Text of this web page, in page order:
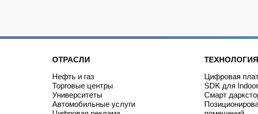
ОТРАСЛИ
Нефть и газ
Торговые центры
Университеты
Автомобильные услуги
ТЕХНОЛОГИЯ
Цифровая
SDK для
Смарт